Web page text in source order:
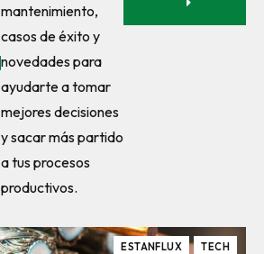
mantenimiento,
casos de éxito y
novedades para
ayudarte a tomar
mejores decisiones
y sacar más partido
a tus procesos
productivos.
ESTANFLUX TECH